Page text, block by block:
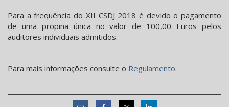
Para a frequência do XII CSDJ 2018 é devido o pagamento
de uma propina única no valor de 100,00 Euros pelos
auditores individuais admitidos.
Para mais informações consulte o Regulamento.